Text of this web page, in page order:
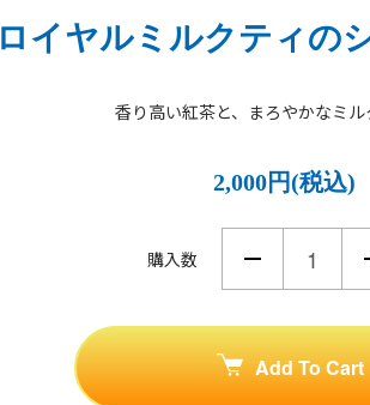
ロイヤルミルクティの
香り高い紅茶と、まろやかなミル
2,000円(税込)
購入数
Add To Cart